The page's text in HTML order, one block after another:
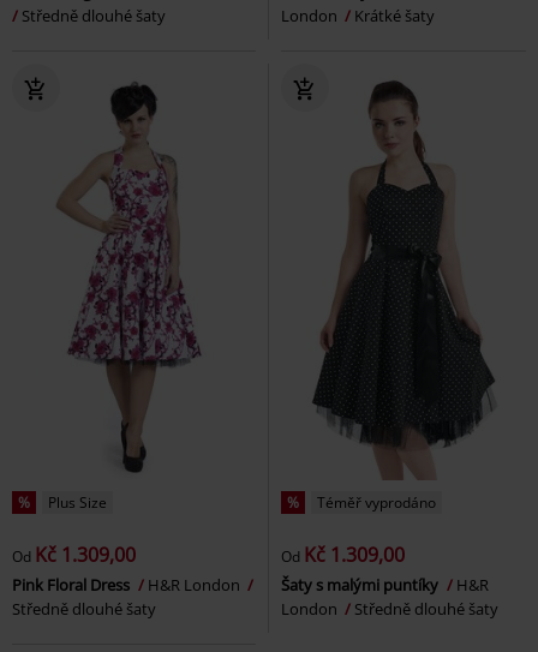
Středně dlouhé šaty
London
Krátké šaty
% Plus Size
Od Kč 1.309,00
Pink Floral Dress
H&R London
Středně dlouhé šaty
% Téměř vyprodáno
Od Kč 1.309,00
Šaty s malými puntíky
H&R
London
Středně dlouhé šaty